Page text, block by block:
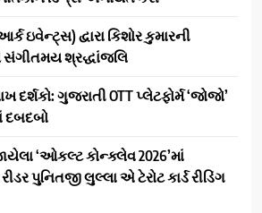
ઇવેન્ટ્સ) દ્વારા કિશોર કુમારની
સંગીતમય શ્રદ્ધાંજલિ
દર્શકો: ગુજરાતી OTT પ્લેટફોર્મ ‘જોજો’
દબદબો
‘ઓકલ્ટ કોન્ક્લેવ 2026’માં
પુનિતજી લુલ્લા એ ટેરોટ કાર્ડ રીડિંગ